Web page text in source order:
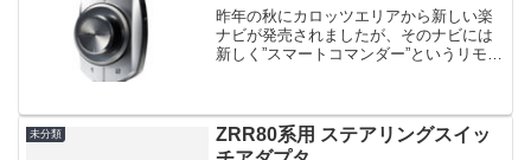
昨年の秋にカロッツエリアから新しい楽
ナビが発売されましたが、そのナビには
新しく”スマートコマンダー”というリモコ
できることを確認しました。ZRR80用学
習リモコン ＋ ...
未分類
ZRR80系用 ステアリングスイッ